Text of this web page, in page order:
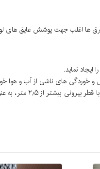
صورت رول تولید و عرضه می گردد. این نوع ورق ها
نماید.
و خوردگی های ناشی از آب و هوا
ورق های کرکره جهت استفاده در